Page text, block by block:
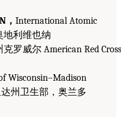
， International Atomic
地利维也纳
罗威尔 American Red Cross
Wisconsin–Madison
州卫生部，奥兰多